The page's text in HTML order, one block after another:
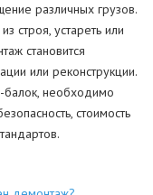
различных грузов.
строя, устареть или
становится
или реконструкции.
балок, необходимо
стоимость